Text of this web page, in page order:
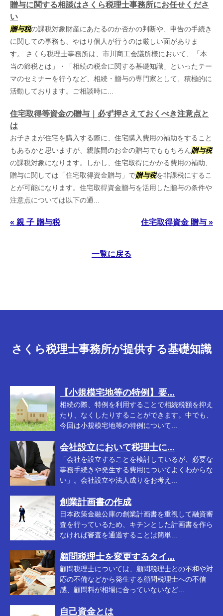
贈与に関する相談はさくら税理士事務所にお任せくださ
い
贈与税の課税対象財産にあたるのか否かの判断や、申告の手続き
に関しての事務も、やはり個人が行うのは厳しい面がありま
す。 さくら税理士事務所は、市川商工会議所様において、「本
当の節税とは」・「相続の税金に関する基礎知識」といったテー
マのセミナーを行うなど、相続・贈与の専門家として、積極的に
活動しております。ご相談時に...
住宅取得等資金の贈与｜必ず押さえておくべき注意点と
は
お子さまが住宅を購入する際に、住宅購入費用の補助をすること
もあるかと思いますが、親族間のお金の贈与でももちろん贈与税
の課税対象になります。しかし、住宅取得にかかる費用の補助、
贈与に関しては「住宅取得資金贈与」で贈与税を非課税にするこ
とが可能になります。住宅取得資金贈与を活用した贈与の条件や
注意点については以下の通...
« 親 子 贈与税 住宅取得資金 贈与 »
一覧に戻る
さくら税理士事務所が提供する基礎知識
【小規模宅地等の特例】要...
相続の際、特例を利用することで相続税額を抑え
たり、なくしたりすることができます。中でも、
今回は小規模宅地等の特例について...
会社設立において税理士に...
「会社を設立することを検討しているが、必要な
事務手続きや発生する費用についてよくわからな
い」。会社設立や法人成りをお考え...
創業計画書の作成
日本政策金融公庫の創業計画書を重視して融資審
査を行っているため、キチンとした計画書を作ら
なければ審査を通過することは簡単...
顧問税理士を変更するタイ...
顧問税理士については、顧問税理士との不和や対
応の不備などから発生する顧問税理士への不信
感、顧問料が相場に合っていないなど...
自己資金とは